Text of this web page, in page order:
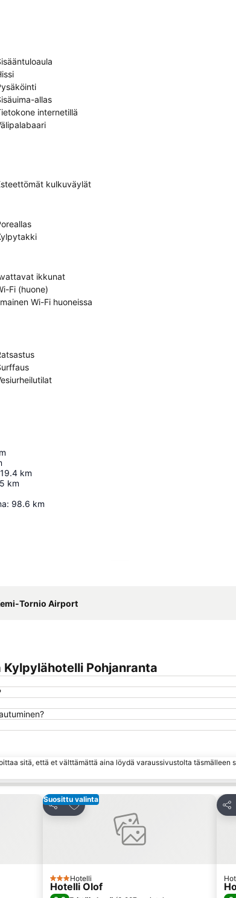
allas
internetillä
kulkuväylät
ikkunat
Fi (huone)
Wi-Fi huoneissa
19.4 km
km
: 98.6 km
Tornio Airport
Pohjanranta
sitä, että et välttämättä aina löydä varaussivustolta täsmälleen
Suosittu valinta
Jaa
Lisää suosikkeihin
3 Tähtiluokitus
Hotelli
Hotelli Olof
Jaa